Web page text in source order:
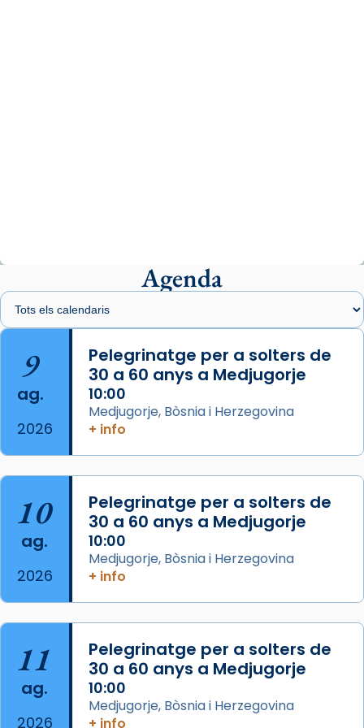
presidit aquest 27 de juliol la missa de Les
Santes de Mataró.
🔗
📸 J. Merino
Photo
View on Facebook ·
de Barcelona.
2 weeks ago
Aquest dilluns, 27 de juliol, ha tingut lloc la
missa d’acció de gràcies en agraïment al
comitè organitzador de la visita apostòlica
del Sant Pare Lleó XIV a Barcelona, i als
col·laboradors, a la Catedral de Barcelona.
concelebrat el bisbe auxiliar de Barcelona,
Mons. David Abadías.
📸 Dr. G. Simón
Agenda
9
ag.
2026
Pelegrinatge per a solters de
30 a 60 anys a Medjugorje
10:00
Medjugorje, Bòsnia i Herzegovina
+ info
10
ag.
2026
Pelegrinatge per a solters de
30 a 60 anys a Medjugorje
10:00
Medjugorje, Bòsnia i Herzegovina
+ info
11
ag.
2026
Pelegrinatge per a solters de
30 a 60 anys a Medjugorje
10:00
Medjugorje, Bòsnia i Herzegovina
+ info